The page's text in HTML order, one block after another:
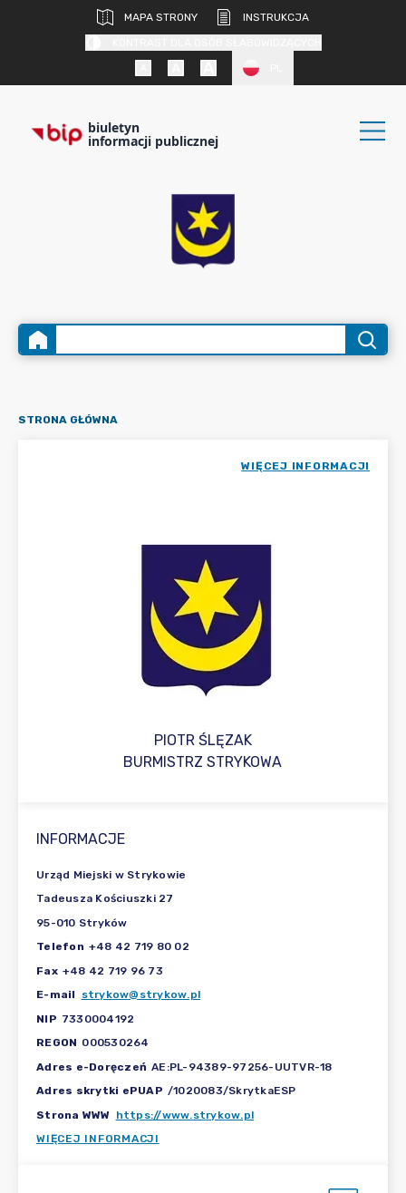
MAPA STRONY
INSTRUKCJA
biuletyn
informacji publicznej
STRONA GŁÓWNA
PIOTR ŚLĘZAK
WIĘCEJ INFORMACJI
BURMISTRZ STRYKOWA
INFORMACJE
Urząd Miejski w Strykowie
Tadeusza Kościuszki 27
95-010 Stryków
Telefon +48 42 719 80 02
Fax +48 42 719 96 73
E-mail
strykow@strykow.pl
NIP 7330004192
REGON 000530264
Adres e-Doręczeń AE:PL-94389-97256-UUTVR-18
Adres skrytki ePUAP /1020083/SkrytkaESP
Strona WWW https://www.strykow.pl
WIĘCEJ INFORMACJI